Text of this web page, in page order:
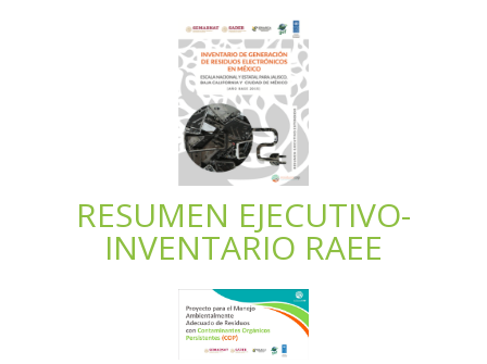
RESUMEN EJECUTIVO-
INVENTARIO RAEE